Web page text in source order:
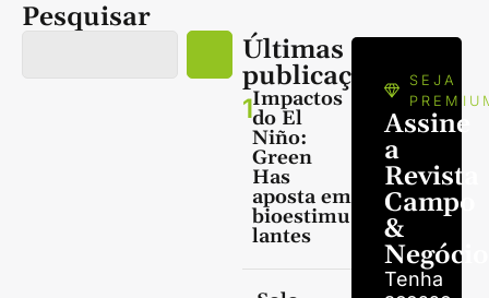
Pesquisar
Últimas
publicações
1Impactos
do El
Niño:
Green
Has
aposta em
bioestimu
lantes
SEJA
Assine
a
Revista
Campo
&
Tenha